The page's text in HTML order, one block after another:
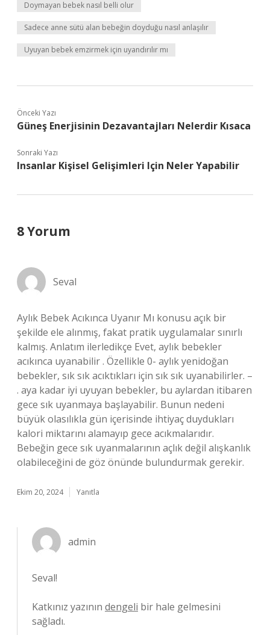
Doymayan bebek nasıl belli olur
Sadece anne sütü alan bebeğin doyduğu nasıl anlaşılır
Uyuyan bebek emzirmek için uyandırılır mı
Önceki Yazı
Güneş Enerjisinin Dezavantajları Nelerdir Kısaca
Sonraki Yazı
Insanlar Kişisel Gelişimleri Için Neler Yapabilir
8 Yorum
Seval
Aylık Bebek Acıkınca Uyanır Mı konusu açık bir
şekilde ele alınmış, fakat pratik uygulamalar sınırlı
kalmış. Anlatım ilerledikçe Evet, aylık bebekler
acıkınca uyanabilir . Özellikle 0- aylık yenidoğan
bebekler, sık sık acıktıkları için sık sık uyanabilirler. –
. aya kadar iyi uyuyan bebekler, bu aylardan itibaren
gece sık uyanmaya başlayabilir. Bunun nedeni
büyük olasılıkla gün içerisinde ihtiyaç duydukları
kalori miktarını alamayıp gece acıkmalarıdır.
Bebeğin gece sık uyanmalarının açlık değil alışkanlık
olabileceğini de göz önünde bulundurmak gerekir.
Ekim 20, 2024 Yanıtla
admin
Seval!
Katkınız yazının dengeli bir hale gelmesini
sağladı.